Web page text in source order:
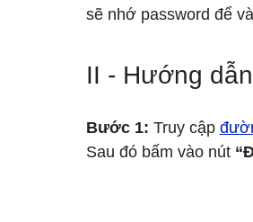
sẽ nhớ password để
II - Hướng
Bước 1: Truy cập
Sau đó bấm vào nút